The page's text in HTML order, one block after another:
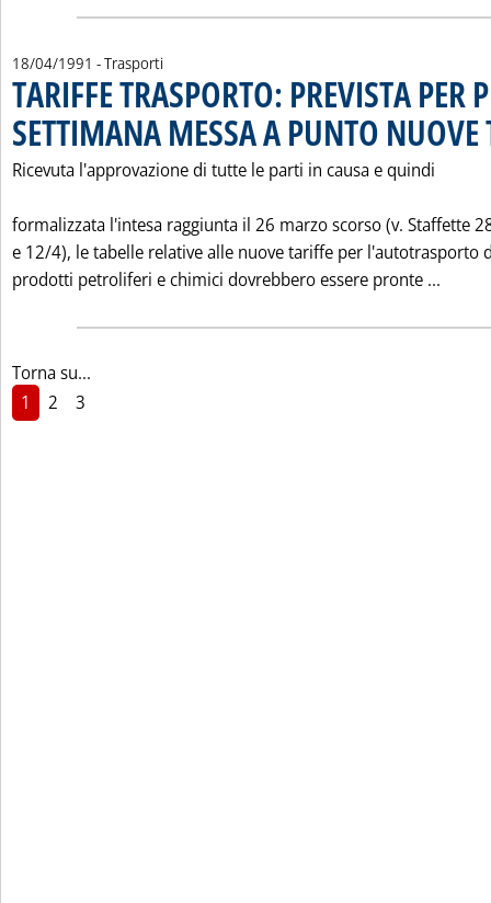
18/04/1991 - Trasporti
TARIFFE TRASPORTO: PREVISTA PER
SETTIMANA MESSA A PUNTO NUOVE
Ricevuta l'approvazione di tutte le parti in causa e quindi
formalizzata l'intesa raggiunta il 26 marzo scorso (v. Staffette
e 12/4), le tabelle relative alle nuove tariffe per l'autotrasporto
prodotti petroliferi e chimici dovrebbero essere pronte ...
Torna su...
1
2 3